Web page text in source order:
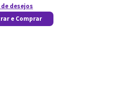
desejos
e Comprar